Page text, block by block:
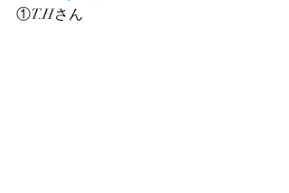
①T.Hさん